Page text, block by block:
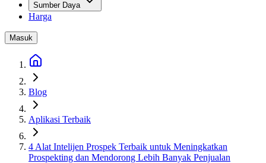
Sumber Daya
Harga
Masuk
Blog
Aplikasi Terbaik
4 Alat Intelijen Prospek Terbaik untuk Meningkatkan
Prospekting dan Mendorong Lebih Banyak Penjualan